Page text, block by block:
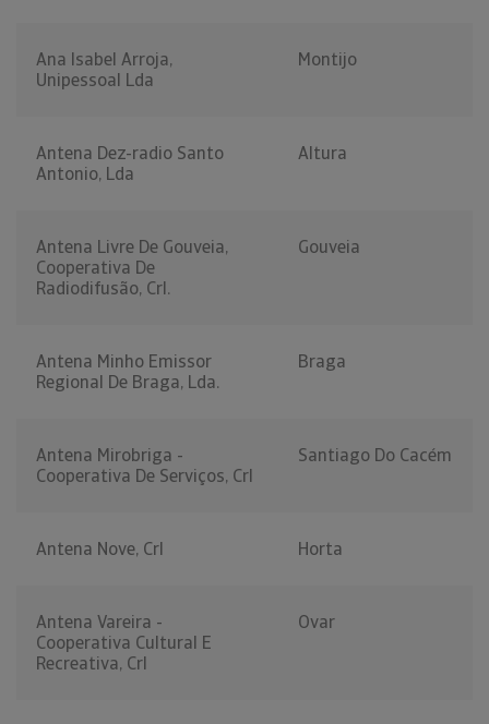
Ana Isabel Arroja,
Unipessoal Lda
Montijo
Antena Dez-radio Santo
Antonio, Lda
Altura
Antena Livre De Gouveia,
Cooperativa De
Radiodifusão, Crl.
Gouveia
Antena Minho Emissor
Regional De Braga, Lda.
Braga
Antena Mirobriga -
Cooperativa De Serviços, Crl
Santiago Do Cacém
Antena Nove, Crl Horta
Antena Vareira -
Cooperativa Cultural E
Recreativa, Crl
Ovar